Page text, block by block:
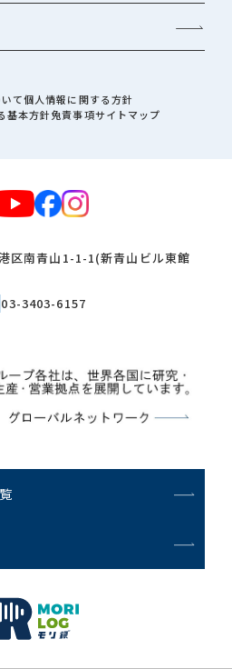
区南青山1-1-1(新青山ビル東館
03-3403-6157
て個人情報に関する方針
基本方針免責事項サイトマップ